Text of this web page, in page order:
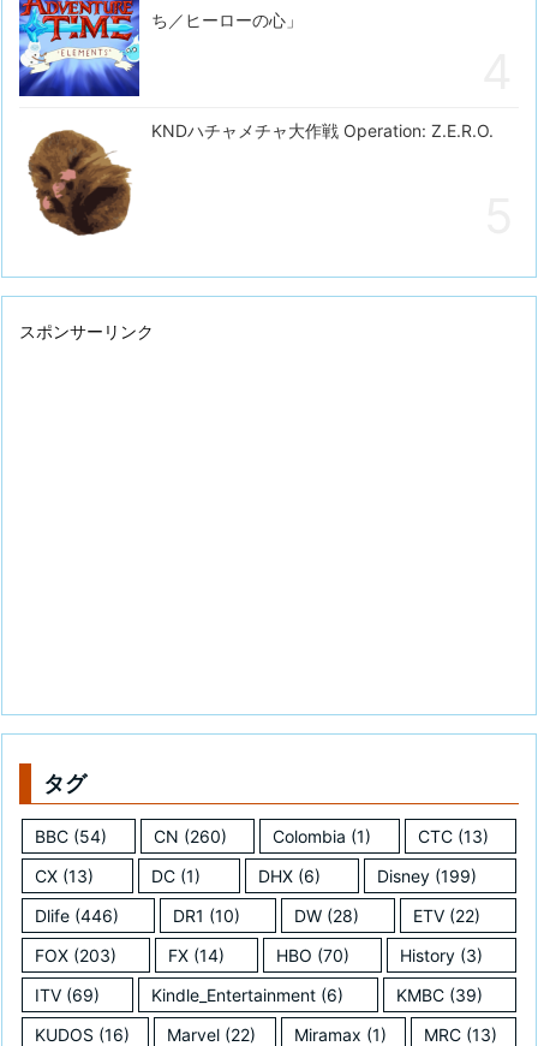
ち／ヒーローの心」
KNDハチャメチャ大作戦 Operation: Z.E.R.O.
スポンサーリンク
タグ
BBC (54) CN (260) Colombia (1) CTC(13)
CX (13) DC(1) DHX(6) Disney (199)
Dlife (446) DR1 (10) DW (28) ETV (22)
FOX (203) FX(14) HBO (70) History (3)
ITV (69) Kindle_Entertainment (6) KMBC(39)
KUDOS (16) Marvel (22) Miramax (1) MRC(13)